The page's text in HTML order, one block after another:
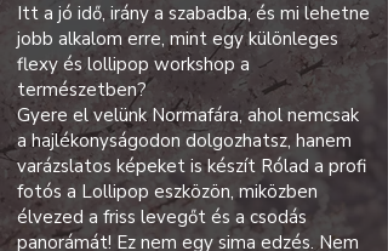
Itt a jó idő, irány a szabadba, és mi lehetne
jobb alkalom erre, mint egy különleges
flexy és lollipop workshop a
természetben?
Gyere el velünk Normafára, ahol nemcsak
a hajlékonyságodon dolgozhatsz, hanem
varázslatos képeket is készít Rólad a profi
fotós a Lollipop eszközön, miközben
élvezed a friss levegőt és a csodás
panorámát! Ez nem egy sima edzés. Nem